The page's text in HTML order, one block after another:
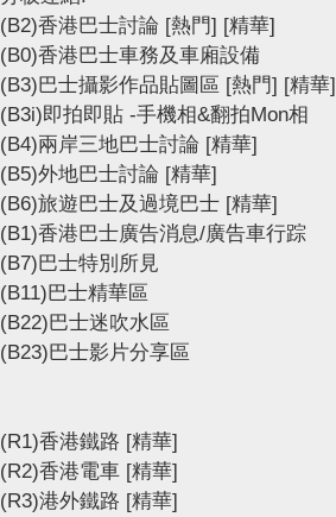
(B2)香港巴士討論 [熱門] [精華]
(B0)香港巴士車務及車廂設備
(B3)巴士攝影作品貼圖區 [熱門] [精華]
(B3i)即拍即貼 -手機相&翻拍Mon相
(B4)兩岸三地巴士討論 [精華]
(B5)外地巴士討論 [精華]
(B6)旅遊巴士及過境巴士 [精華]
(B1)香港巴士廣告消息/廣告車行踪
(B7)巴士特別所見
(B11)巴士精華區
(B22)巴士迷吹水區
(B23)巴士影片分享區
(R1)香港鐵路 [精華]
(R2)香港電車 [精華]
(R3)港外鐵路 [精華]